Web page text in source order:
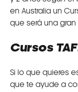
en Australia un
que será una
Cursos
Si lo que quieres
que te ayude a